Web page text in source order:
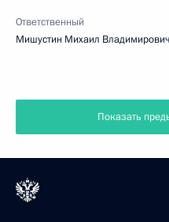
Ответственный
Мишустин Михаил Владимирович
Показать